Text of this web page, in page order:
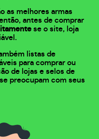
as melhores armas
antes de comprar
se o site, loja
listas de
para comprar ou
de lojas e selos de
preocupam com seus